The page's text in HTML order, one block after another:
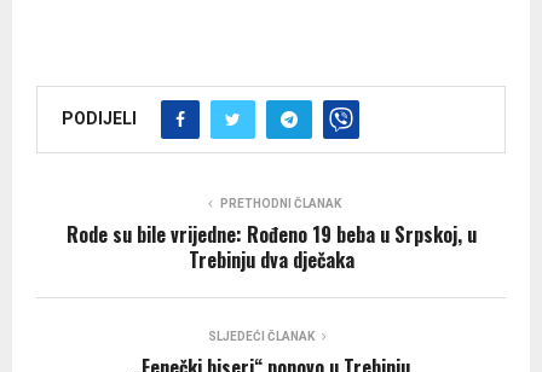
PODIJELI
PRETHODNI ČLANAK
Rode su bile vrijedne: Rođeno 19 beba u Srpskoj, u
Trebinju dva dječaka
SLJEDEĆI ČLANAK